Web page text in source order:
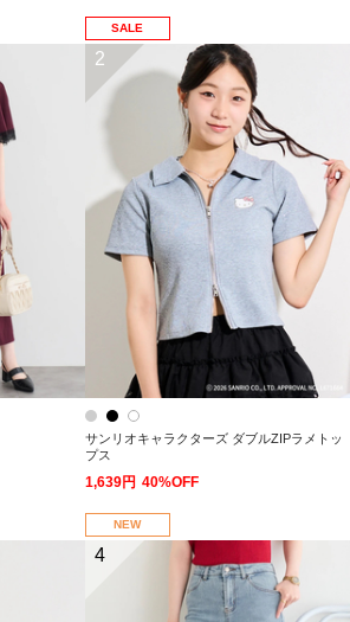
SALE
2
サンリオキャラクターズ ダブルZIPラメトッ
プス
1,639円 40%OFF
NEW
4